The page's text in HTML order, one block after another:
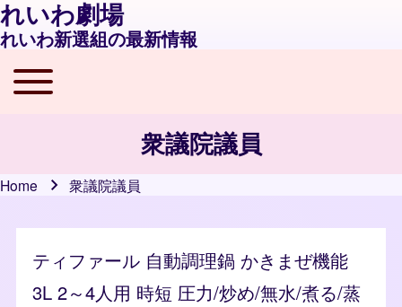
れいわ劇場
れいわ新選組の最新情報
Main navigation
Toggle main menu
衆議院議員
Home 衆議院議員
ティファール 自動調理鍋 かきまぜ機能
3L 2～4人用 時短 圧力/炒め/無水/煮る/蒸